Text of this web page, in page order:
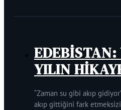
YILIN
“Zaman su gibi akıp
akıp gittiğini fark